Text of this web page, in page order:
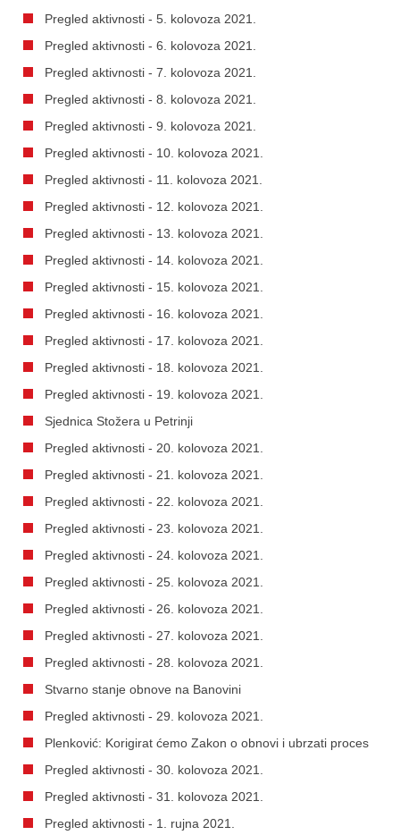
Pregled aktivnosti - 5. kolovoza 2021.
Pregled aktivnosti - 6. kolovoza 2021.
Pregled aktivnosti - 7. kolovoza 2021.
Pregled aktivnosti - 8. kolovoza 2021.
Pregled aktivnosti - 9. kolovoza 2021.
Pregled aktivnosti - 10. kolovoza 2021.
Pregled aktivnosti - 11. kolovoza 2021.
Pregled aktivnosti - 12. kolovoza 2021.
Pregled aktivnosti - 13. kolovoza 2021.
Pregled aktivnosti - 14. kolovoza 2021.
Pregled aktivnosti - 15. kolovoza 2021.
Pregled aktivnosti - 16. kolovoza 2021.
Pregled aktivnosti - 17. kolovoza 2021.
Pregled aktivnosti - 18. kolovoza 2021.
Pregled aktivnosti - 19. kolovoza 2021.
Sjednica Stožera u Petrinji
Pregled aktivnosti - 20. kolovoza 2021.
Pregled aktivnosti - 21. kolovoza 2021.
Pregled aktivnosti - 22. kolovoza 2021.
Pregled aktivnosti - 23. kolovoza 2021.
Pregled aktivnosti - 24. kolovoza 2021.
Pregled aktivnosti - 25. kolovoza 2021.
Pregled aktivnosti - 26. kolovoza 2021.
Pregled aktivnosti - 27. kolovoza 2021.
Pregled aktivnosti - 28. kolovoza 2021.
Stvarno stanje obnove na Banovini
Pregled aktivnosti - 29. kolovoza 2021.
Plenković: Korigirat ćemo Zakon o obnovi i ubrzati proces
Pregled aktivnosti - 30. kolovoza 2021.
Pregled aktivnosti - 31. kolovoza 2021.
Pregled aktivnosti - 1. rujna 2021.